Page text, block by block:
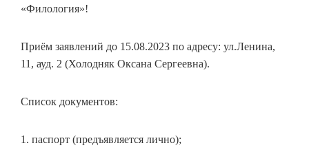
«Филология»!
Приём заявлений до 15.08.2023 по адресу: ул.Ленина,
11, ауд. 2 (Холодняк Оксана Сергеевна).
Список документов:
1. паспорт (предъявляется лично);